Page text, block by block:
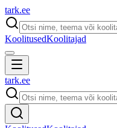
tark.ee
KoolitusedKoolitajad
tark.ee